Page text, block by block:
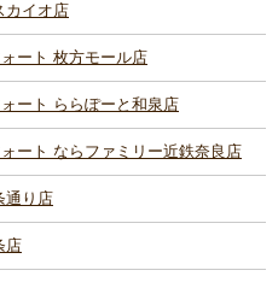
カイオ店
ート 枚方モール店
ート ららぽーと和泉店
ート ならファミリー近鉄奈良店
通り店
店